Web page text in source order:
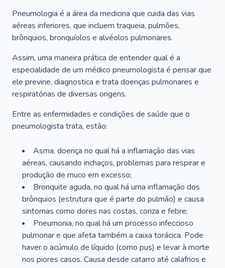
Pneumologia é a área da medicina que cuida das vias
aéreas inferiores, que incluem traqueia, pulmões,
brônquios, bronquíolos e alvéolos pulmonares.
Assim, uma maneira prática de entender qual é a
especialidade de um médico pneumologista é pensar que
ele previne, diagnostica e trata doenças pulmonares e
respiratórias de diversas origens.
Entre as enfermidades e condições de saúde que o
pneumologista trata, estão:
Asma, doença no qual há a inflamação das vias
aéreas, causando inchaços, problemas para respirar e
produção de muco em excesso;
Bronquite aguda, no qual há uma inflamação dos
brônquios (estrutura que é parte do pulmão) e causa
sintomas como dores nas costas, coriza e febre;
Pneumonia, no qual há um processo infeccioso
pulmonar e que afeta também a caixa torácica. Pode
haver o acúmulo de líquido (como pus) e levar à morte
nos piores casos. Causa desde catarro até calafrios e